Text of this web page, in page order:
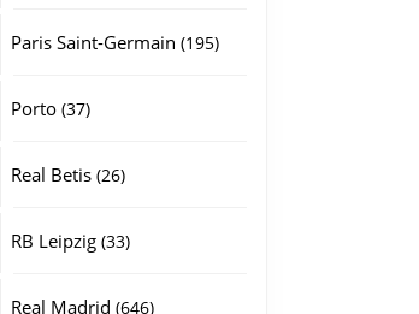
Paris Saint-Germain 195195
Porto 3737
Real Betis 2626
RB Leipzig 3333
Real Madrid 646646